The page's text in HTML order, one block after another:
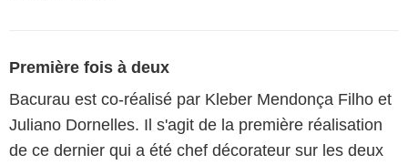
Première fois à deux
Bacurau est co-réalisé par Kleber Mendonça Filho et
Juliano Dornelles. Il s'agit de la première réalisation
de ce dernier qui a été chef décorateur sur les deux